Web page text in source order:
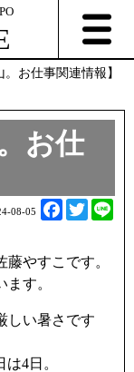
お仕事関連情報】
お仕
08-05
F
o
T
i
e
やすこです。
す。
しい暑さです
4日。